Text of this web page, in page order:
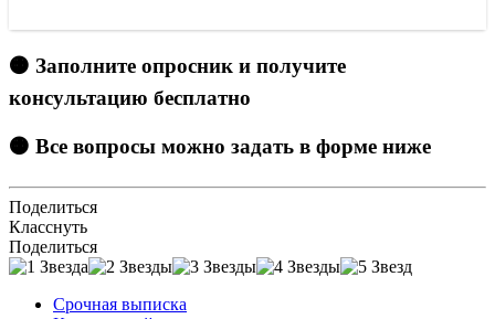
🟠 Заполните опросник и получите
консультацию бесплатно
🟠 Все вопросы можно задать в форме ниже
Поделиться
Класснуть
Поделиться
Срочная выписка